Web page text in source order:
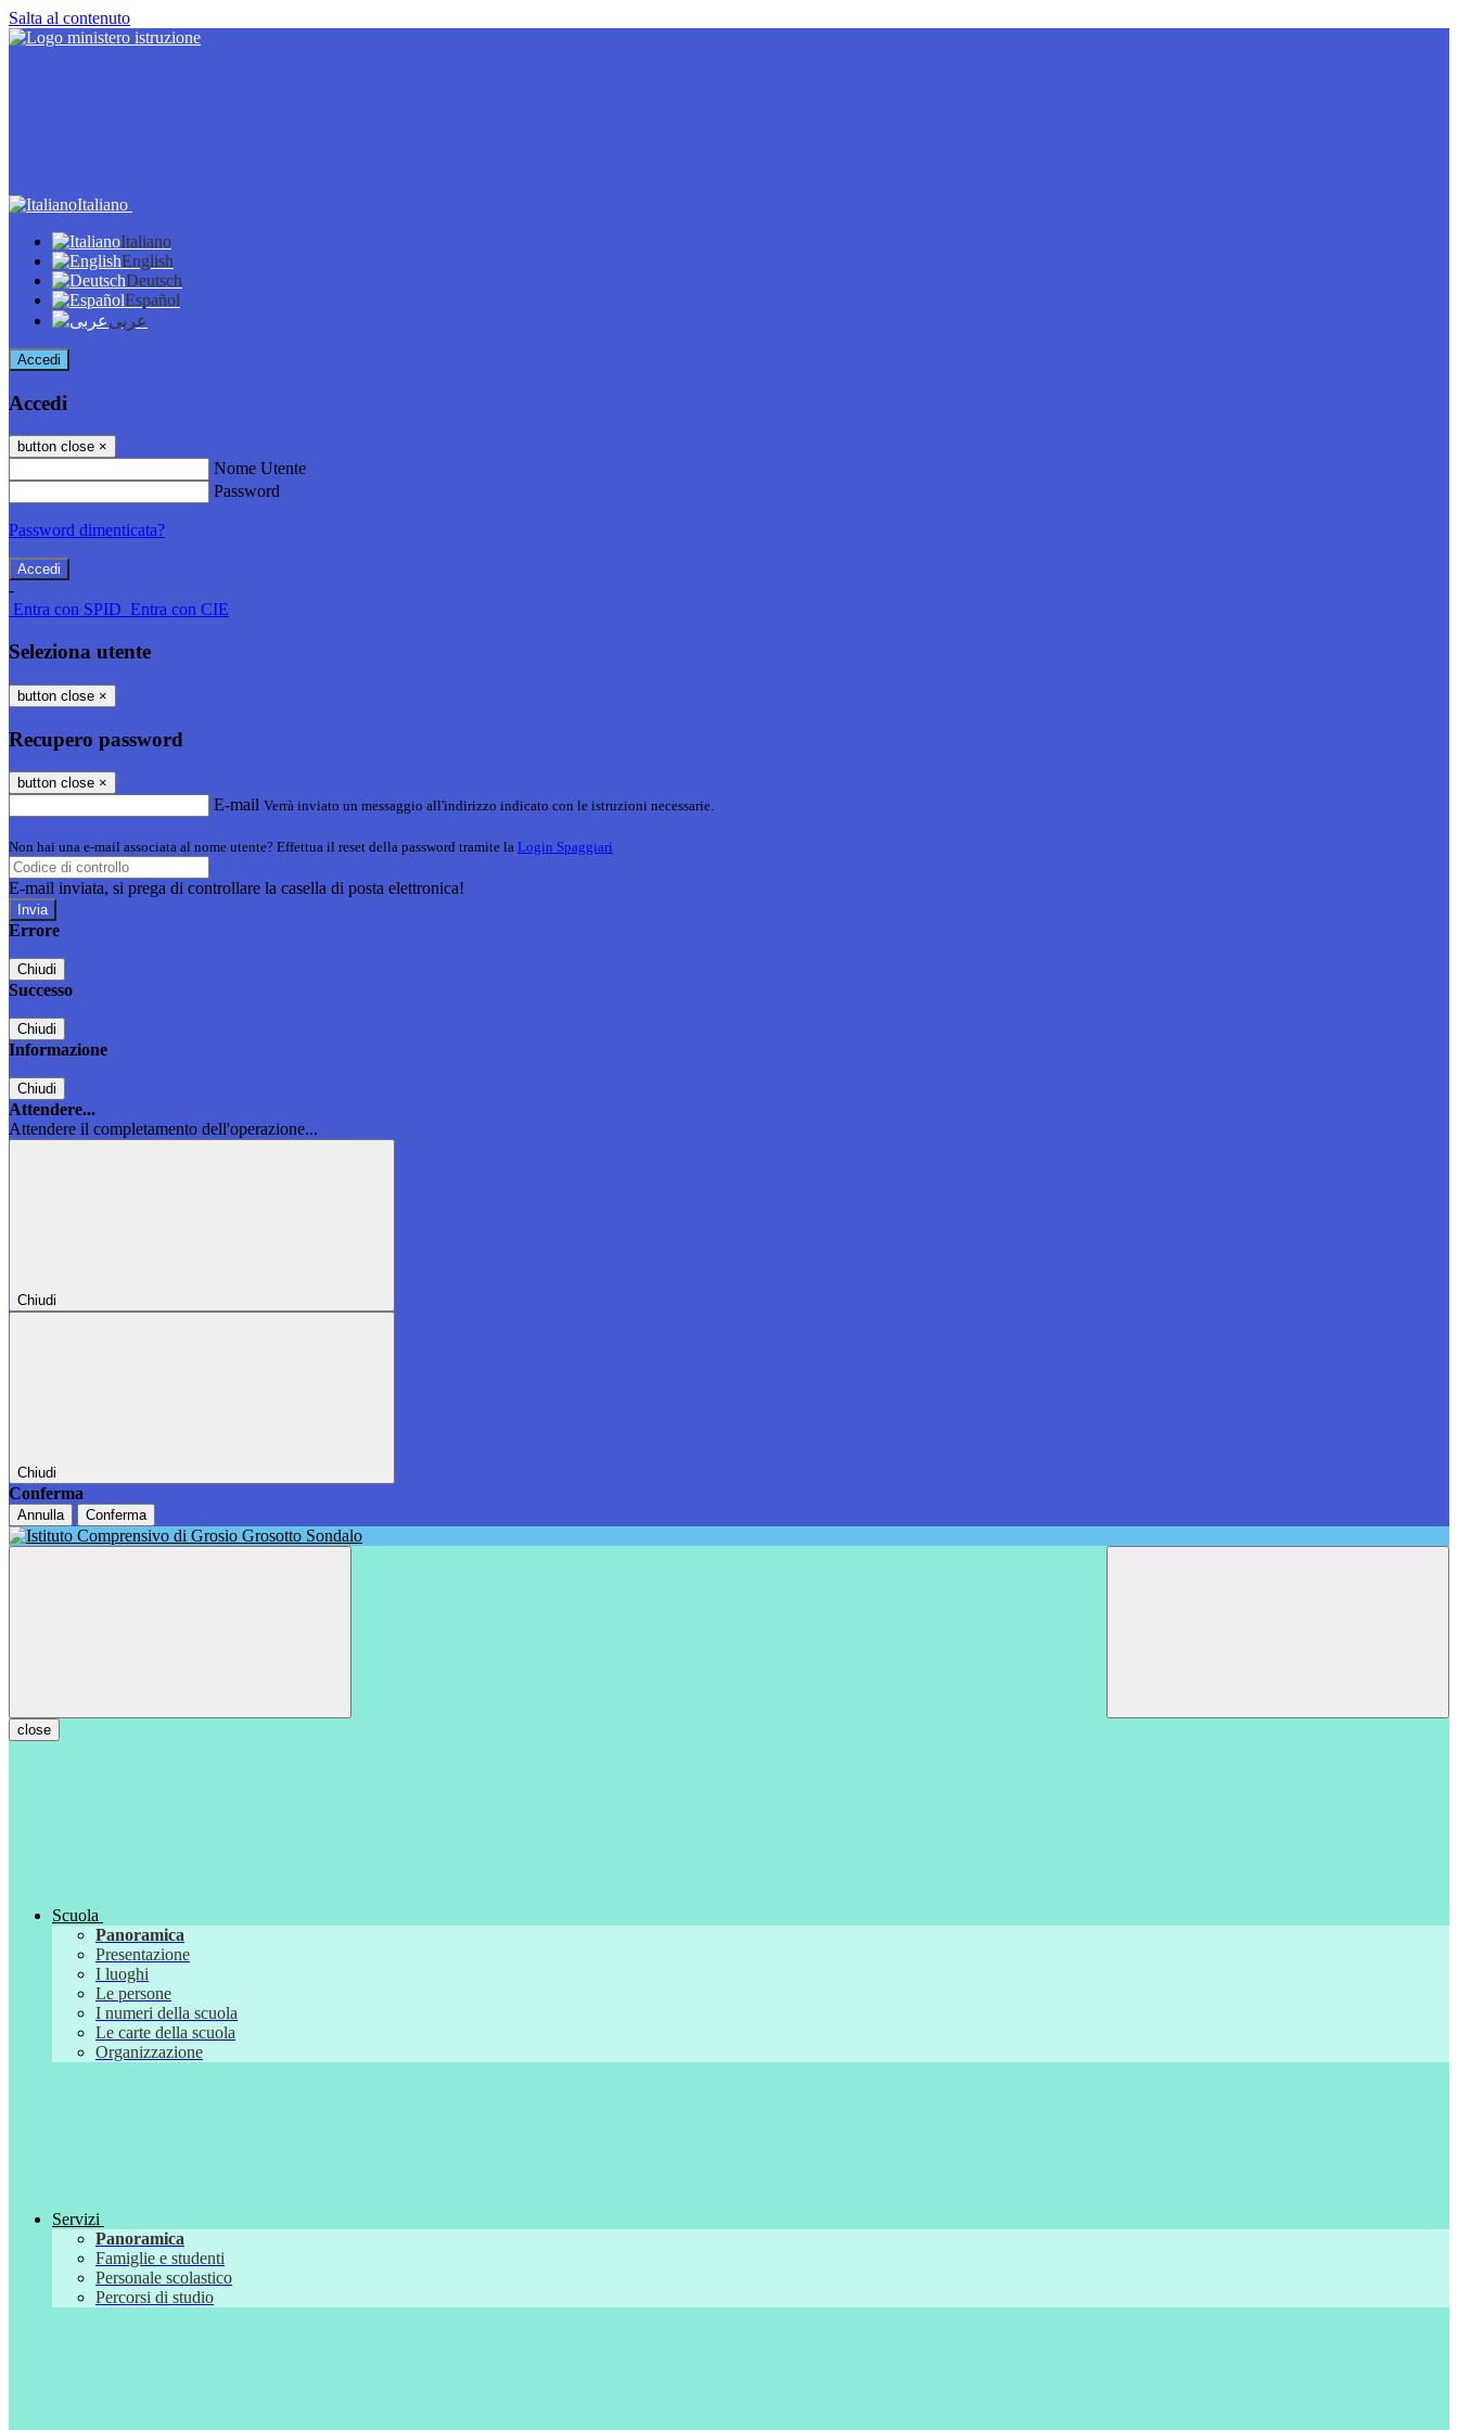
Salta al contenuto
Italiano
Italiano
English
Deutsch
Español
عربى
Accedi
Accedi
button close ×
Nome Utente
Password
Password dimenticata?
-
Entra con SPID Entra con CIE
Seleziona utente
button close ×
Recupero password
button close ×
E-mail Verrà inviato un messaggio all'indirizzo indicato con le istruzioni necessarie.
Non hai una e-mail associata al nome utente? Effettua il reset della password tramite la Login Spaggiari
E-mail inviata, si prega di controllare la casella di posta elettronica!
Errore
Chiudi
Successo
Chiudi
Informazione
Chiudi
Attendere...
Attendere il completamento dell'operazione...
Chiudi
Chiudi
Conferma
Annulla Conferma
close
Scuola
Panoramica
Presentazione
I luoghi
Le persone
I numeri della scuola
Le carte della scuola
Organizzazione
Servizi
Panoramica
Famiglie e studenti
Personale scolastico
Percorsi di studio